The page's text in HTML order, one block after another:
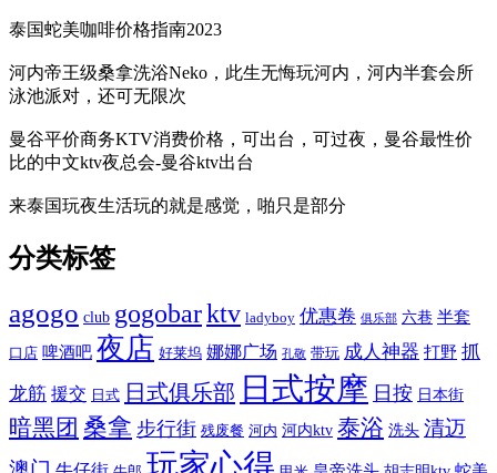
泰国蛇美咖啡价格指南2023
河内帝王级桑拿洗浴Neko，此生无悔玩河内，河内半套会所
泳池派对，还可无限次
曼谷平价商务KTV消费价格，可出台，可过夜，曼谷最性价
比的中文ktv夜总会-曼谷ktv出台
来泰国玩夜生活玩的就是感觉，啪只是部分
分类标签
agogo club gogobarktv ladyboy 优惠卷 俱乐部 六巷 半套
口店 啤酒吧 夜店 好莱坞 娜娜广场 孔敬 带玩 成人神器 打野 抓
龙筋 援交 日式 日式俱乐部 日式按摩 日按 日本街
暗黑团 桑拿 步行街 残废餐 河内 河内ktv 泰浴 洗头 清迈
玩家心得